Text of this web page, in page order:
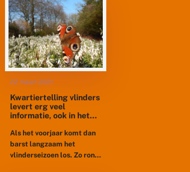
vlinders die als pop
overwinterden, zoals
oranjetipjes...
22 maart 2021
Kwartiertelling vlinders
levert erg veel
informatie, ook in het
Als het voorjaar komt dan
barst langzaam het
vlinderseizoen los. Zo rond